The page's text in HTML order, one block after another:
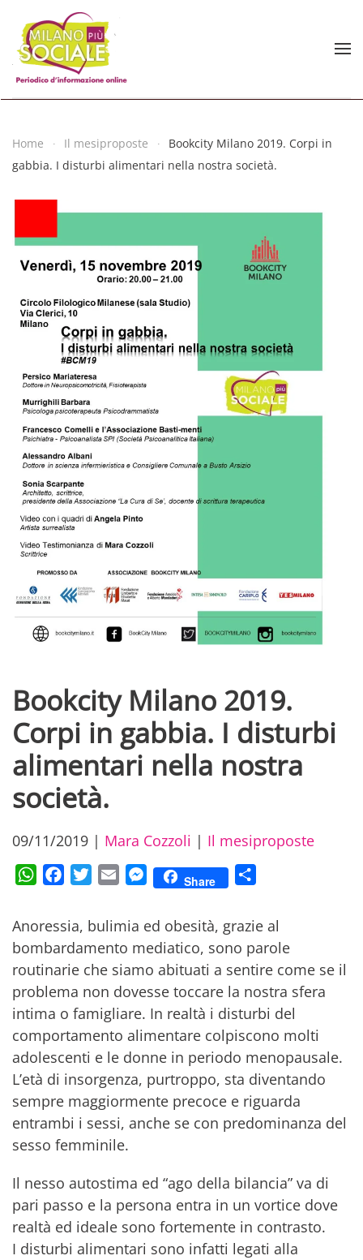
Skip to main content
Home Il mesiproposte
Bookcity Milano 2019. Corpi in
gabbia. I disturbi alimentari nella nostra società.
Bookcity Milano 2019.
Corpi in gabbia. I disturbi
alimentari nella nostra
società.
09/11/2019 | Mara Cozzoli | Il mesiproposte
WhatsAppFacebookTwitterEmail Messenger
Share
Anoressia, bulimia ed obesità, grazie al
bombardamento mediatico, sono parole
routinarie che siamo abituati a sentire come se il
problema non dovesse toccare la nostra sfera
intima o famigliare. In realtà i disturbi del
comportamento alimentare colpiscono molti
adolescenti e le donne in periodo menopausale.
L’età di insorgenza, purtroppo, sta diventando
sempre maggiormente precoce e riguarda
entrambi i sessi, anche se con predominanza del
sesso femminile.
Il nesso autostima ed “ago della bilancia” va di
pari passo e la persona entra in un vortice dove
realtà ed ideale sono fortemente in contrasto.
I disturbi alimentari sono infatti legati alla